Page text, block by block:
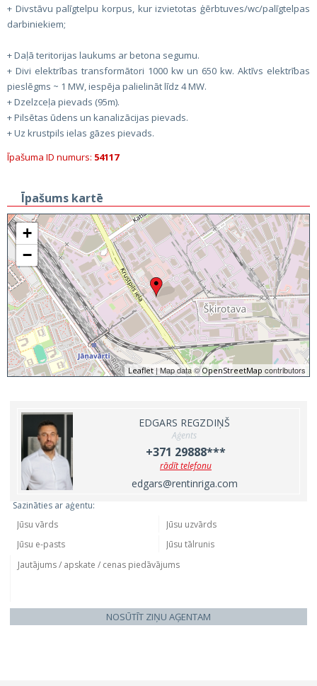
+ Divstāvu palīgtelpu korpus, kur izvietotas ģērbtuves/wc/palīgtelpas
darbiniekiem;
+ Daļā teritorijas laukums ar betona segumu.
+ Divi elektrības transformātori 1000 kw un 650 kw. Aktīvs elektrības
pieslēgms ~ 1 MW, iespēja palielināt līdz 4 MW.
+ Dzelzceļa pievads (95m).
+ Pilsētas ūdens un kanalizācijas pievads.
+ Uz krustpils ielas gāzes pievads.
Īpašuma ID numurs: 54117
Īpašums kartē
+
−
Leaflet | Map data ©OpenStreetMap contributors
EDGARS REGZDIŅŠ
Aģents
+371 29888***
rādīt telefonu
edgars@rentinriga.com
Sazināties ar aģentu:
NOSŪTĪT ZIŅU AĢENTAM